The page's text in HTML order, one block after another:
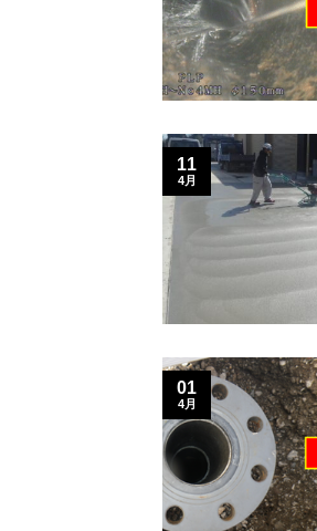
11
4月
01
4月